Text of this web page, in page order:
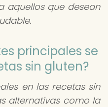
aquellos que desean
principales se
sin gluten?
en las recetas sin
alternativas como la